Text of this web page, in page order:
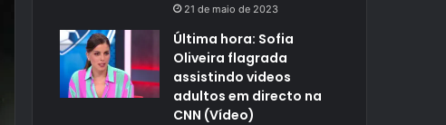
21 de maio de 2023
Última hora: Sofia
Oliveira flagrada
assistindo videos
adultos em directo na
CNN (Vídeo)